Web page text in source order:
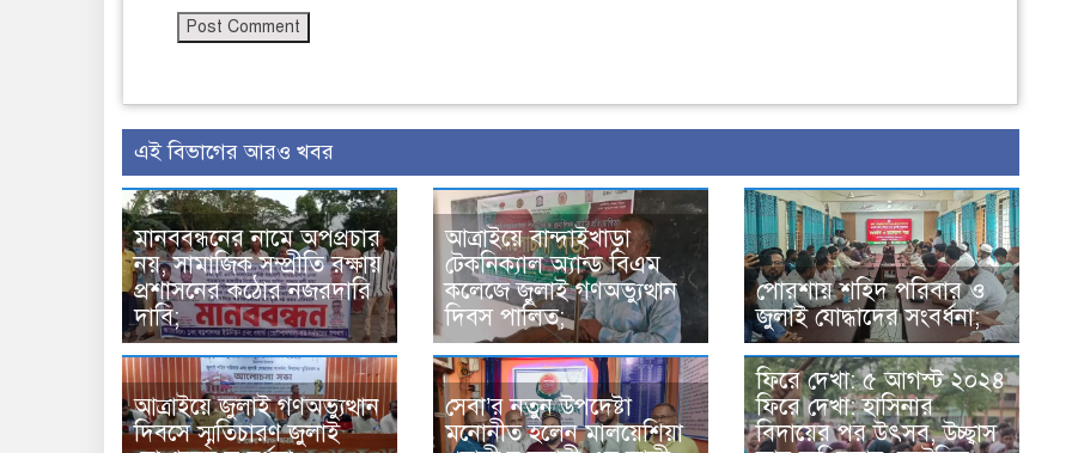
এই বিভাগের আরও খবর
মানববন্ধনের নামে অপপ্রচার
নয়, সামাজিক সম্প্রীতি রক্ষায়
প্রশাসনের কঠোর নজরদারি
দাবি;
আত্রাইয়ে বান্দাইখাড়া
টেকনিক্যাল অ্যান্ড বিএম
কলেজে জুলাই গণঅভ্যুত্থান
দিবস পালিত;
পোরশায় শহিদ পরিবার ও
জুলাই যোদ্ধাদের সংবর্ধনা;
আত্রাইয়ে জুলাই গণঅভ্যুত্থান
দিবসে স্মৃতিচারণ জুলাই
সেবা’র নতুন উপদেষ্টা
মনোনীত হলেন মালয়েশিয়া
ফিরে দেখা: ৫ আগস্ট ২০২৪
ফিরে দেখা: হাসিনার
বিদায়ের পর উৎসব, উচ্ছ্বাস